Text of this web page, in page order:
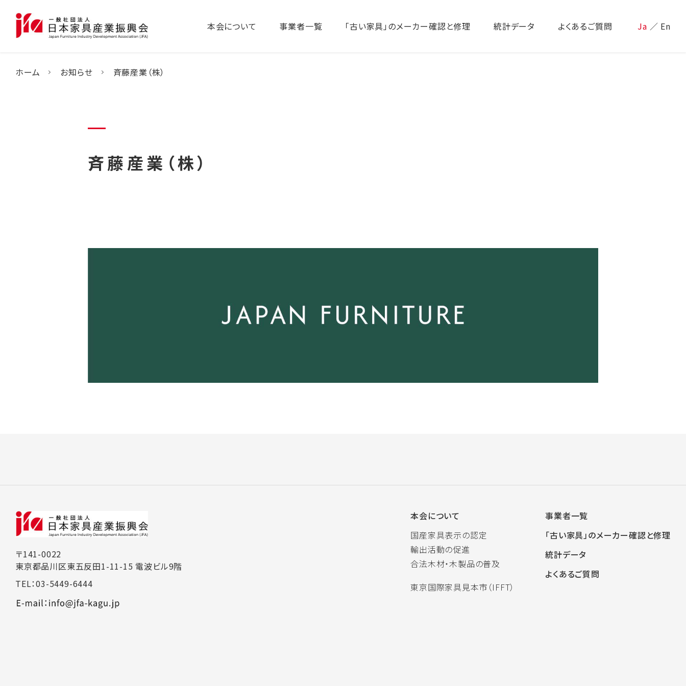
本会について 事業者一覧 「古い家具」のメーカー確認と修理 統計データ よくあるご質問 Ja ／ En
ホーム お知らせ 斉藤産業（株）
斉藤産業（株）
〒141-0022
東京都品川区東五反田1-11-15 電波ビル9階
TEL：03-5449-6444
本会について
国産家具表示の認定
輸出活動の促進
合法木材・木製品の普及
東京国際家具見本市（IFFT）
事業者一覧
「古い家具」のメーカー確認と修理
統計データ
よくあるご質問